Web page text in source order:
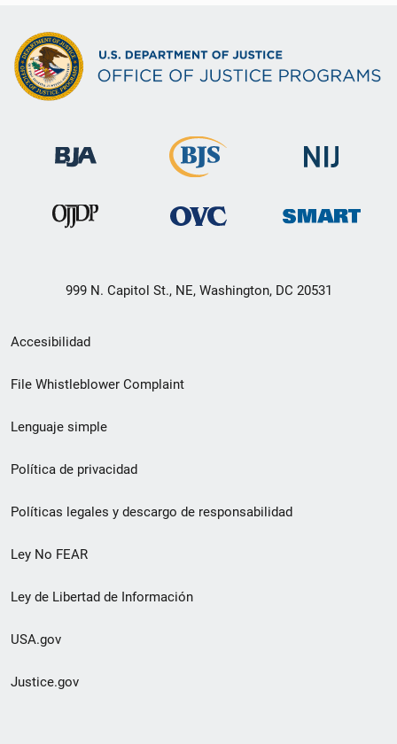
999 N. Capitol St., NE, Washington, DC 20531
Menú
de
de
pie
de
página
Accesibilidad
File Whistleblower Complaint
Lenguaje simple
Política de privacidad
Políticas legales y descargo de responsabilidad
Ley No FEAR
Ley de Libertad de Información
USA.gov
Justice.gov